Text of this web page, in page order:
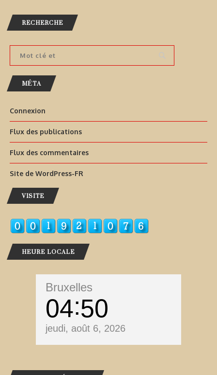
RECHERCHE
MÉTA
Connexion
Flux des publications
Flux des commentaires
Site de WordPress-FR
VISITE
HEURE LOCALE
Bruxelles
04 50
jeudi, août 6, 2026